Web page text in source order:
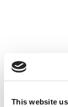
This website